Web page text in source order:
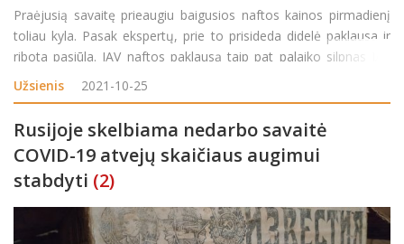
Praėjusią savaitę prieaugiu baigusios naftos kainos pirmadienį
toliau kyla. Pasak ekspertų, prie to prisideda didelė paklausa ir
ribota pasiūla. JAV naftos paklausą taip pat palaiko silpnas JAV
naftos gavybos atsigavimas bei kelionių apribojimų švelninimas,
pažymėjo „MarketWatch&ldquo
Užsienis 2021-10-25
Rusijoje skelbiama nedarbo savaitė
COVID-19 atvejų skaičiaus augimui
stabdyti (2)